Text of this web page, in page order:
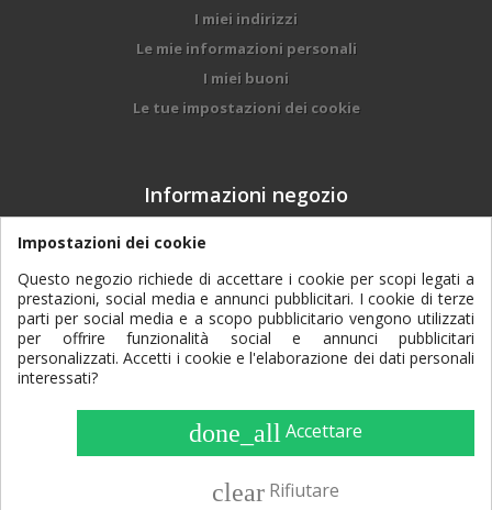
I miei indirizzi
Le mie informazioni personali
I miei buoni
Le tue impostazioni dei cookie
Informazioni negozio
DALMONEGO BRUNO & FIGLI srl, Via Trento, 97
- 38017 - Mezzolombardo (TN)
Contattaci subito:0461 601084
Email:dalmonego@agtp.it
Dalmonego Bruno e Figli S.r.l. | Via Trento, 97 | 38017
Impostazioni dei cookie
Questo negozio richiede di accettare i cookie per scopi legati a
prestazioni, social media e annunci pubblicitari. I cookie di terze
parti per social media e a scopo pubblicitario vengono utilizzati
per offrire funzionalità social e annunci pubblicitari
personalizzati. Accetti i cookie e l'elaborazione dei dati personali
interessati?
done_all Accettare
clear Rifiutare